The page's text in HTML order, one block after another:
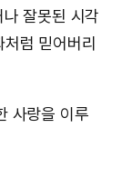
잘못된 시각
럼 믿어버리
사랑을 이루